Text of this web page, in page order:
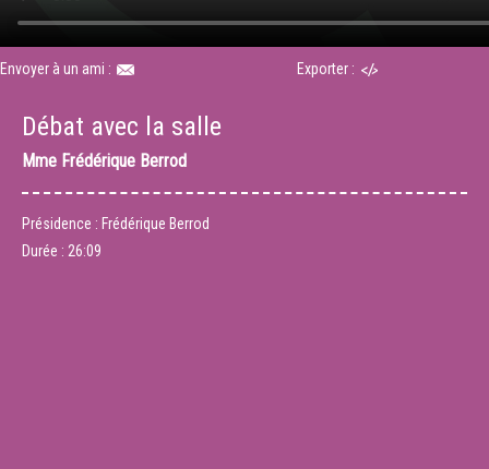
Envoyer à un ami : Exporter :
Débat avec la salle
Mme Frédérique Berrod
Présidence : Frédérique Berrod
Durée : 26:09